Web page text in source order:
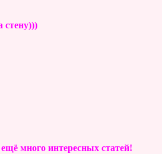
стену)))
много интересных статей!